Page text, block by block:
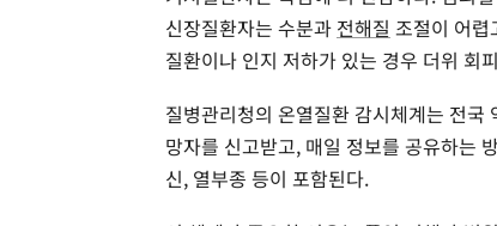
신장질환자는 수분과 전해질 조절이 어렵
질환이나 인지 저하가 있는 경우 더위 회
질병관리청의 온열질환 감시체계는 전
망자를 신고받고, 매일 정보를 공유하는
신, 열부종 등이 포함된다.